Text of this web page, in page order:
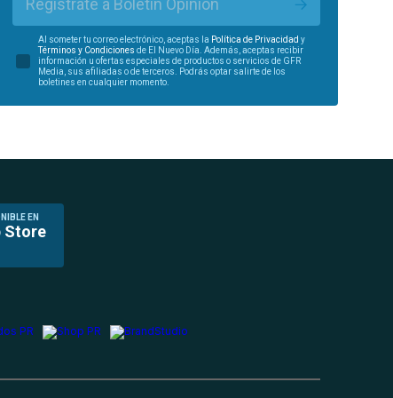
Regístrate a Boletín Opinión
Al someter tu correo electrónico, aceptas la Política de Privacidad y
Términos y Condiciones de El Nuevo Día. Además, aceptas recibir
información u ofertas especiales de productos o servicios de GFR
Media, sus afiliadas o de terceros. Podrás optar salirte de los
boletines en cualquier momento.
EN
Store